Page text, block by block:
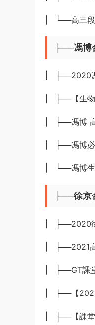
| └──高三
├──馮博
| ├──2020
| ├──【生物
| ├──馮博
| ├──馮博
| └──馮博
├──徐京
| ├──2020
| ├──2021
| ├──GT課
| ├──【
| ├──【課堂